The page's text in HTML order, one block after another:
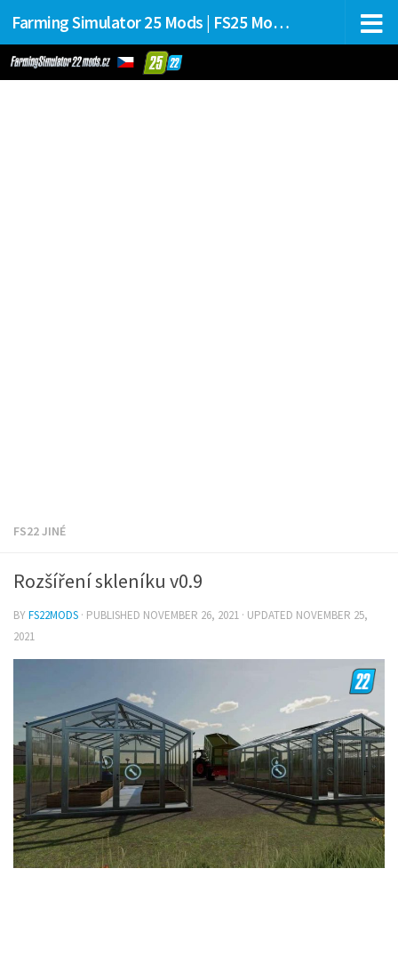
Farming Simulator 25 Mods | FS25 Mods Stahování
FS22 JINÉ
Rozšíření skleníku v0.9
BYFS22MODS · PUBLISHED NOVEMBER 26, 2021 · UPDATED NOVEMBER 25,
2021